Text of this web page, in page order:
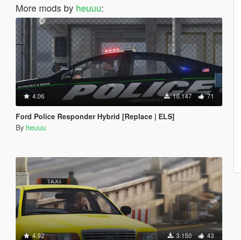
More mods by heuuu:
4.06 10.147 71
Ford Police Responder Hybrid [Replace | ELS]
By heuuu
4.92 3.150 43